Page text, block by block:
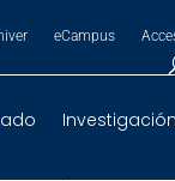
eCampus
Investigación